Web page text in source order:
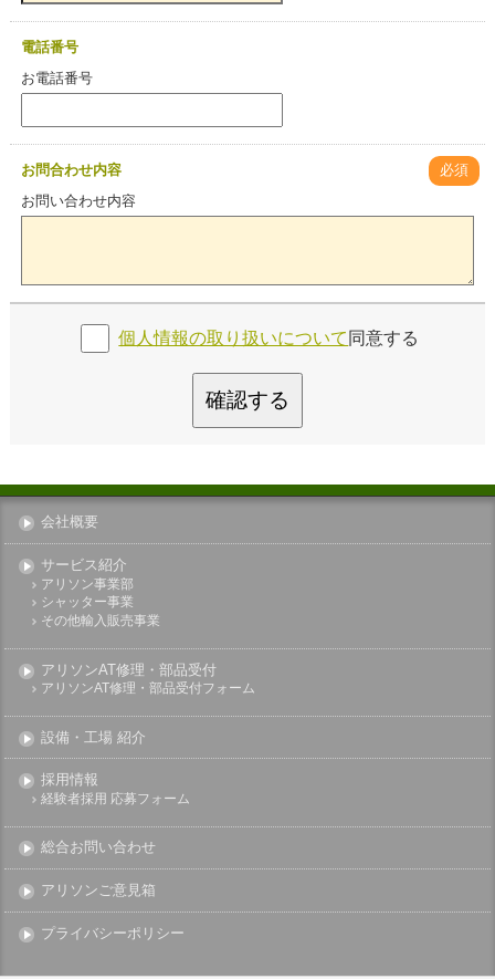
電話番号
お電話番号
お問合わせ内容
必須
お問い合わせ内容
個人情報の取り扱いについて同意する
確認する
会社概要
サービス紹介
アリソン事業部
シャッター事業
その他輸入販売事業
アリソンAT修理・部品受付
アリソンAT修理・部品受付フォーム
設備・工場 紹介
採用情報
経験者採用 応募フォーム
総合お問い合わせ
アリソンご意見箱
プライバシーポリシー